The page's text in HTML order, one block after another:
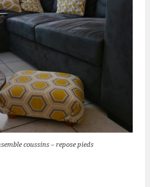
coussins – repose pieds